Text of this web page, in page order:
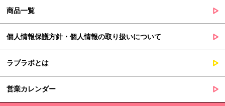
商品一覧
個人情報保護方針・個人情報の取り扱いについて
ラブラボとは
営業カレンダー